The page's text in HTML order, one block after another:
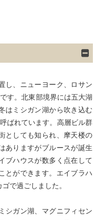
し、ニューヨーク、ロサン
す。北東部境界には五大湖
はミシガン湖から吹き込む
ばれています。高層ビル群
としても知られ、摩天楼の
ありますがブルースが誕生
ブハウスが数多く点在して
とができます。エイブラハ
で過ごしました。
シガン湖、マグニフィセン